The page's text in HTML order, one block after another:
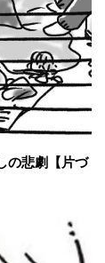
の悲劇【片づ